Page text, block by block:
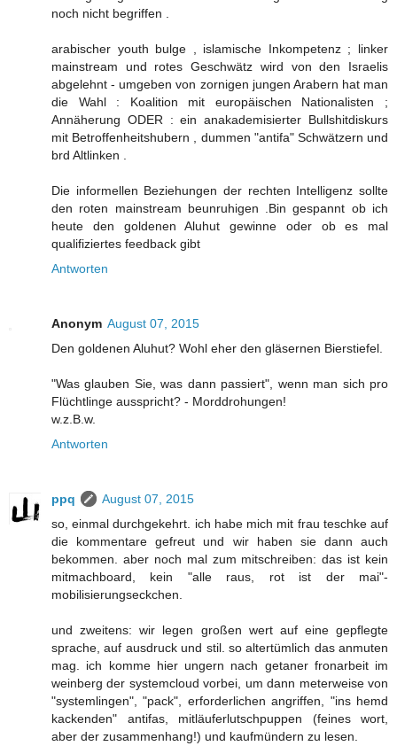
noch nicht begriffen .
arabischer youth bulge , islamische Inkompetenz ; linker
mainstream und rotes Geschwätz wird von den Israelis
abgelehnt - umgeben von zornigen jungen Arabern hat man
die Wahl : Koalition mit europäischen Nationalisten ;
Annäherung ODER : ein anakademisierter Bullshitdiskurs
mit Betroffenheitshubern , dummen "antifa" Schwätzern und
brd Altlinken .
Die informellen Beziehungen der rechten Intelligenz sollte
den roten mainstream beunruhigen .Bin gespannt ob ich
heute den goldenen Aluhut gewinne oder ob es mal
qualifiziertes feedback gibt
Antworten
Anonym August 07, 2015
Den goldenen Aluhut? Wohl eher den gläsernen Bierstiefel.
"Was glauben Sie, was dann passiert", wenn man sich pro
Flüchtlinge ausspricht? - Morddrohungen!
w.z.B.w.
Antworten
ppq
August 07, 2015
so, einmal durchgekehrt. ich habe mich mit frau teschke auf
die kommentare gefreut und wir haben sie dann auch
bekommen. aber noch mal zum mitschreiben: das ist kein
mitmachboard, kein "alle raus, rot ist der mai"-
mobilisierungseckchen.
und zweitens: wir legen großen wert auf eine gepflegte
sprache, auf ausdruck und stil. so altertümlich das anmuten
mag. ich komme hier ungern nach getaner fronarbeit im
weinberg der systemcloud vorbei, um dann meterweise von
"systemlingen", "pack", erforderlichen angriffen, "ins hemd
kackenden" antifas, mitläuferlutschpuppen (feines wort,
aber der zusammenhang!) und kaufmündern zu lesen.